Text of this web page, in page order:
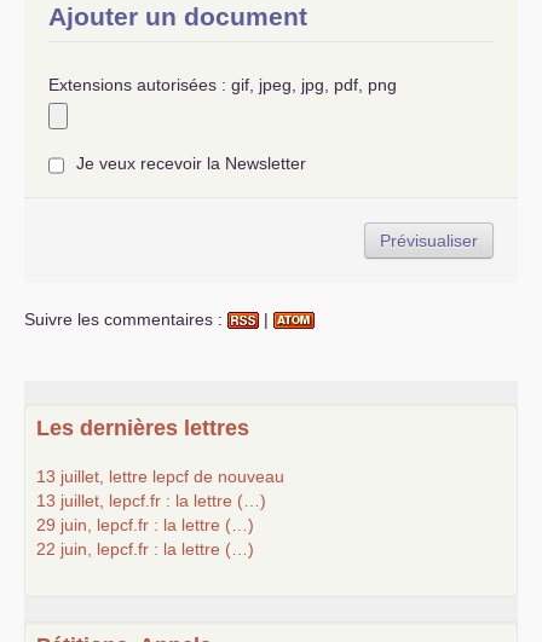
Ajouter un document
Extensions autorisées : gif, jpeg, jpg, pdf, png
Je veux recevoir la Newsletter
Suivre les commentaires : |
Les dernières lettres
13 juillet, lettre lepcf de nouveau
13 juillet, lepcf.fr : la lettre (…)
29 juin, lepcf.fr : la lettre (…)
22 juin, lepcf.fr : la lettre (…)